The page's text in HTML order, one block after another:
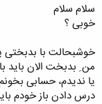
سلام سلام
خوبی ؟
خوشبحالت با
من ِ بدبخت الان باید
یا ندیدم، حسابی
درس دادن باز خودم